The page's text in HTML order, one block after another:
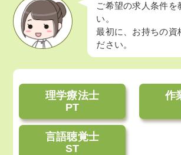
ご希望の求人条件を
い。
最初に、お持ちの資
ださい。
理学療法士
PT
作
言語聴覚士
ST